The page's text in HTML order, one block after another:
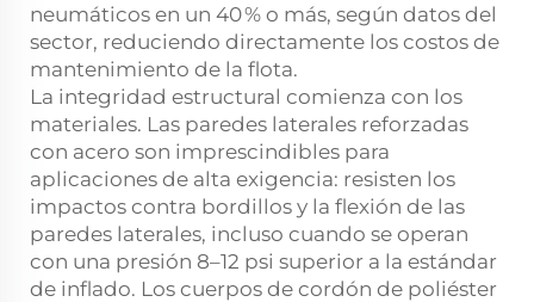
neumáticos en un 40 % o más, según datos del
sector, reduciendo directamente los costos de
mantenimiento de la flota.
La integridad estructural comienza con los
materiales. Las paredes laterales reforzadas
con acero son imprescindibles para
aplicaciones de alta exigencia: resisten los
impactos contra bordillos y la flexión de las
paredes laterales, incluso cuando se operan
con una presión 8–12 psi superior a la estándar
de inflado. Los cuerpos de cordón de poliéster